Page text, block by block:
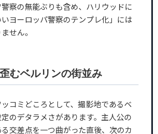
察の無能ぶりも含め、ハリウッドに
ヨーロッパ警察のテンプレ化」には
せん。
むベルリンの街並み
コミどころとして、撮影地であるベ
のデタラメさがあります。主人公の
交差点を一つ曲がった直後、次のカ